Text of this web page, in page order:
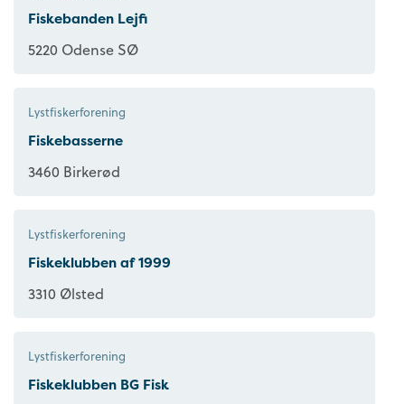
Fiskebanden Lejfi
5220 Odense SØ
Lystfiskerforening
Fiskebasserne
3460 Birkerød
Lystfiskerforening
Fiskeklubben af 1999
3310 Ølsted
Lystfiskerforening
Fiskeklubben BG Fisk